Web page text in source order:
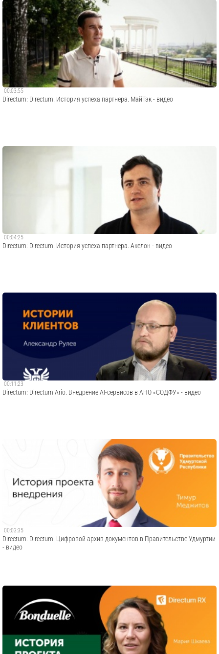
00:03:55
Directum: Directum. История успеха партнера. МайТэк - видео
00:04:25
Directum: Directum. История успеха партнера. Акелон - видео
00:11:23
Directum: Directum Ario. Внедрение AI-сервисов в АНО «СОДФУ» - видео
00:03:35
Directum: Directum. Цифровой архив документов в Правительстве Удмуртии
- видео